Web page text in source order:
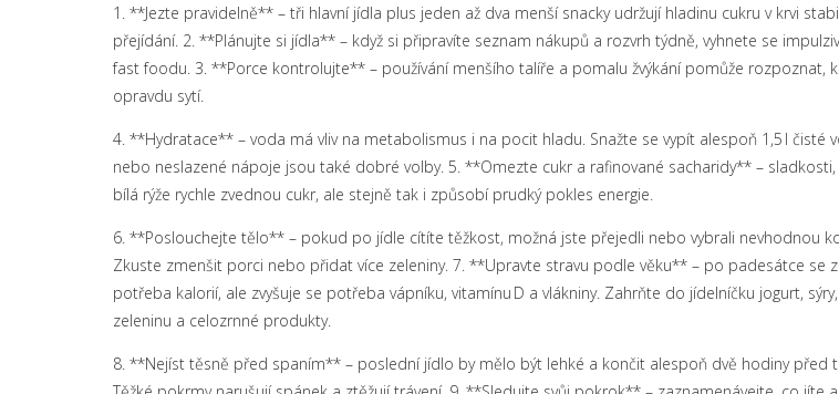
1. **Jezte pravidelně** – tři hlavní jídla plus jeden až dva menší snacky udržují hladinu cukru v krvi
přejídání. 2. **Plánujte si jídla** – když si připravíte seznam nákupů a rozvrh týdně, vyhnete se
fast foodu. 3. **Porce kontrolujte** – používání menšího talíře a pomalu žvýkání pomůže rozpoznat,
opravdu sytí.
4. **Hydratace** – voda má vliv na metabolismus i na pocit hladu. Snažte se vypít alespoň 1,5 l čisté
nebo neslazené nápoje jsou také dobré volby. 5. **Omezte cukr a rafinované sacharidy** – sladkosti,
bílá rýže rychle zvednou cukr, ale stejně tak i způsobí prudký pokles energie.
6. **Poslouchejte tělo** – pokud po jídle cítíte těžkost, možná jste přejedli nebo vybrali nevhodnou
Zkuste zmenšit porci nebo přidat více zeleniny. 7. **Upravte stravu podle věku** – po padesátce se
potřeba kalorií, ale zvyšuje se potřeba vápníku, vitamínu D a vlákniny. Zahrňte do jídelníčku jogurt,
zeleninu a celozrnné produkty.
8. **Nejíst těsně před spaním** – poslední jídlo by mělo být lehké a končit alespoň dvě hodiny před